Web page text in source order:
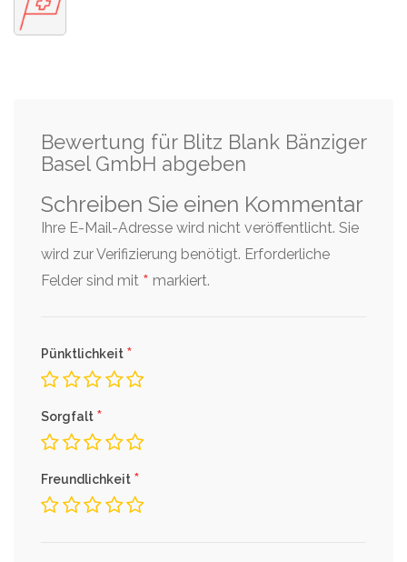
Bewertung für Blitz Blank Bänziger
Basel GmbH abgeben
Schreiben Sie einen Kommentar
Ihre E-Mail-Adresse wird nicht veröffentlicht. Sie
wird zur Verifizierung benötigt. Erforderliche
Felder sind mit * markiert.
Pünktlichkeit *
Sorgfalt *
Freundlichkeit *